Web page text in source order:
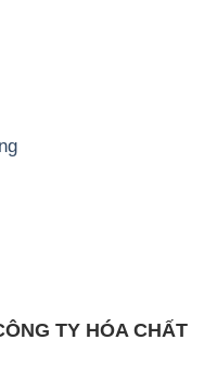
TY HÓA CHẤT